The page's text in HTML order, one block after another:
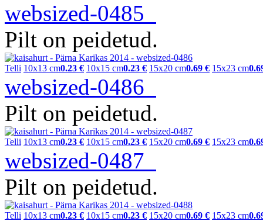
websized-0485
Pilt on peidetud.
Telli 10x13 cm0.23 € 10x15 cm0.23 € 15x20 cm0.69 € 15x23 cm
websized-0486
Pilt on peidetud.
Telli 10x13 cm0.23 € 10x15 cm0.23 € 15x20 cm0.69 € 15x23 cm
websized-0487
Pilt on peidetud.
Telli 10x13 cm0.23 € 10x15 cm0.23 € 15x20 cm0.69 € 15x23 cm